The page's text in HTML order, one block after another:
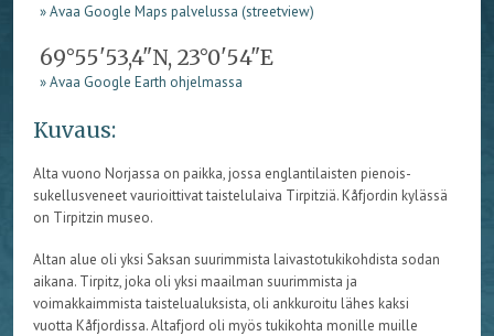
» Avaa Google Maps palvelussa (streetview)
69°55'53,4"N, 23°0'54"E
» Avaa Google Earth ohjelmassa
Kuvaus:
Alta vuono Norjassa on paikka, jossa englantilaisten pienois-
sukellusveneet vaurioittivat taistelulaiva Tirpitziä. Kåfjordin kylässä
on Tirpitzin museo.
Altan alue oli yksi Saksan suurimmista laivastotukikohdista sodan
aikana. Tirpitz, joka oli yksi maailman suurimmista ja
voimakkaimmista taistelualuksista, oli ankkuroitu lähes kaksi
vuotta Kåfjordissa. Altafjord oli myös tukikohta monille muille